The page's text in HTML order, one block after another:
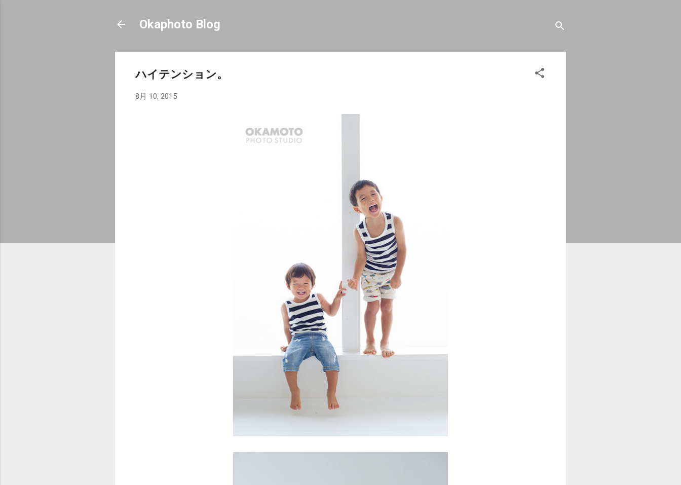
Okaphoto Blog
ハイテンション。
8月 10, 2015